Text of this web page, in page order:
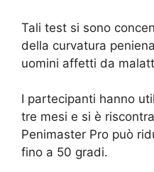
Tali test si sono
della curvatura
uomini affetti da
I partecipanti hanno
tre mesi e si è
Penimaster Pro può
fino a 50 gradi.